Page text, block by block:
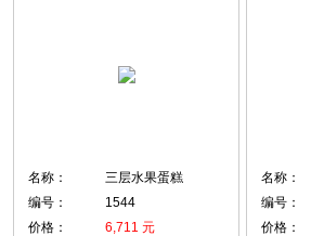
名称：
三层水果蛋糕
编号：
1544
价格：
6,711 元
名称：
编号：
价格：